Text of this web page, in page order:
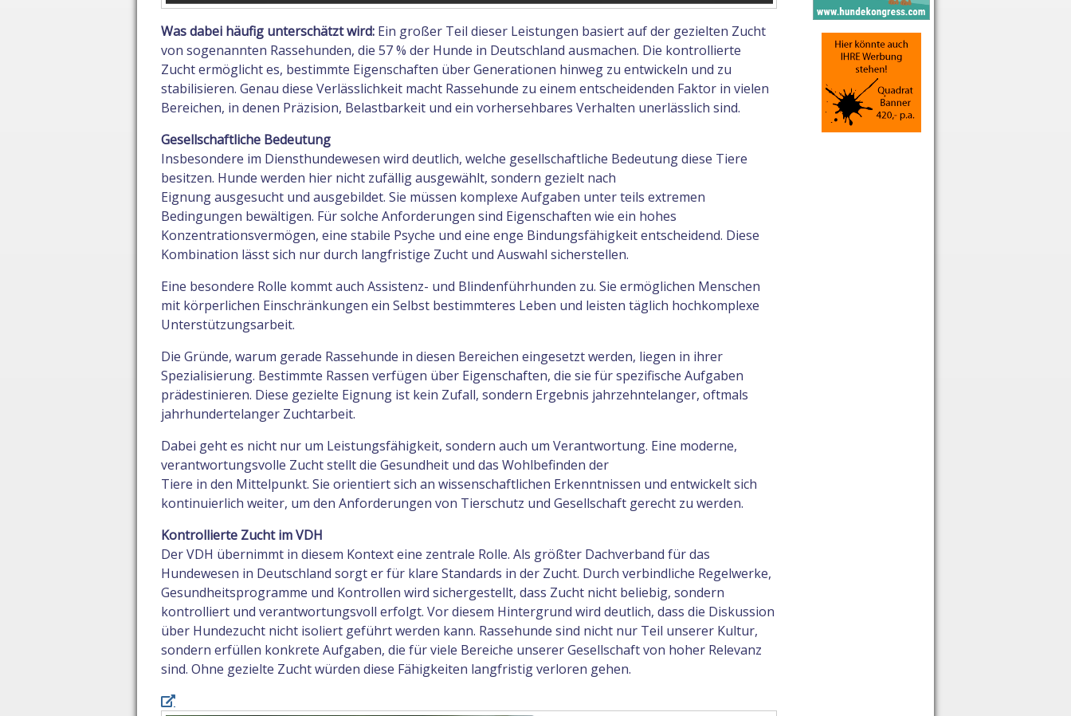
Was dabei häufig unterschätzt wird: Ein großer Teil dieser Leistungen basiert auf der gezielten Zucht
von sogenannten Rassehunden, die 57 % der Hunde in Deutschland ausmachen. Die kontrollierte
Zucht ermöglicht es, bestimmte Eigenschaften über Generationen hinweg zu entwickeln und zu
stabilisieren. Genau diese Verlässlichkeit macht Rassehunde zu einem entscheidenden Faktor in vielen
Bereichen, in denen Präzision, Belastbarkeit und ein vorhersehbares Verhalten unerlässlich sind.
Gesellschaftliche Bedeutung
Insbesondere im Diensthundewesen wird deutlich, welche gesellschaftliche Bedeutung diese Tiere
besitzen. Hunde werden hier nicht zufällig ausgewählt, sondern gezielt nach
Eignung ausgesucht und ausgebildet. Sie müssen komplexe Aufgaben unter teils extremen
Bedingungen bewältigen. Für solche Anforderungen sind Eigenschaften wie ein hohes
Konzentrationsvermögen, eine stabile Psyche und eine enge Bindungsfähigkeit entscheidend. Diese
Kombination lässt sich nur durch langfristige Zucht und Auswahl sicherstellen.
Eine besondere Rolle kommt auch Assistenz- und Blindenführhunden zu. Sie ermöglichen Menschen
mit körperlichen Einschränkungen ein Selbst bestimmteres Leben und leisten täglich hochkomplexe
Unterstützungsarbeit.
Die Gründe, warum gerade Rassehunde in diesen Bereichen eingesetzt werden, liegen in ihrer
Spezialisierung. Bestimmte Rassen verfügen über Eigenschaften, die sie für spezifische Aufgaben
prädestinieren. Diese gezielte Eignung ist kein Zufall, sondern Ergebnis jahrzehntelanger, oftmals
jahrhundertelanger Zuchtarbeit.
Dabei geht es nicht nur um Leistungsfähigkeit, sondern auch um Verantwortung. Eine moderne,
verantwortungsvolle Zucht stellt die Gesundheit und das Wohlbefinden der
Tiere in den Mittelpunkt. Sie orientiert sich an wissenschaftlichen Erkenntnissen und entwickelt sich
kontinuierlich weiter, um den Anforderungen von Tierschutz und Gesellschaft gerecht zu werden.
Kontrollierte Zucht im VDH
Der VDH übernimmt in diesem Kontext eine zentrale Rolle. Als größter Dachverband für das
Hundewesen in Deutschland sorgt er für klare Standards in der Zucht. Durch verbindliche Regelwerke,
Gesundheitsprogramme und Kontrollen wird sichergestellt, dass Zucht nicht beliebig, sondern
kontrolliert und verantwortungsvoll erfolgt. Vor diesem Hintergrund wird deutlich, dass die Diskussion
über Hundezucht nicht isoliert geführt werden kann. Rassehunde sind nicht nur Teil unserer Kultur,
sondern erfüllen konkrete Aufgaben, die für viele Bereiche unserer Gesellschaft von hoher Relevanz
sind. Ohne gezielte Zucht würden diese Fähigkeiten langfristig verloren gehen.